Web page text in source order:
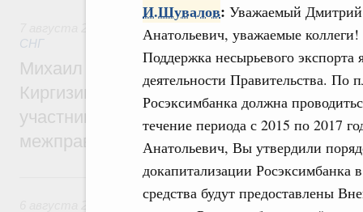
И.Шувалов: Уважаемый Дмитрий
Анатольевич, уважаемые коллеги!
Поддержка несырьевого экспорта
деятельности Правительства. По
Росэксимбанка должна
течение периода с 2015 по 2017
Анатольевич, Вы утвердили
докапитализации
средства будут предоставлены
Евразийский экономический союз.
СНГ
Михаил Мишустин принял участие во
Киргизии Садыра Жапарова с главами
участников заседания Евразийского
межправительственного совета
6 августа, четверг
Общие вопросы промышленной политики